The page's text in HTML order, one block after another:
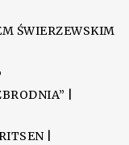
ŚWIERZEWSKIM
|
|